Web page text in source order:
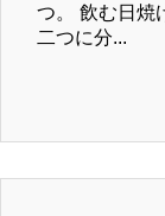
つ。 飲む日焼
二つに分...